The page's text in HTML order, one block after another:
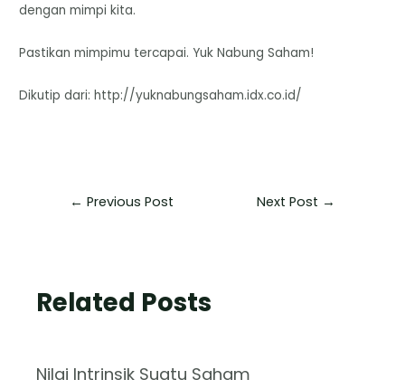
dengan mimpi kita.
Pastikan mimpimu tercapai. Yuk Nabung Saham!
Dikutip dari: http://yuknabungsaham.idx.co.id/
← Previous Post Next Post →
Related Posts
Nilai Intrinsik Suatu Saham